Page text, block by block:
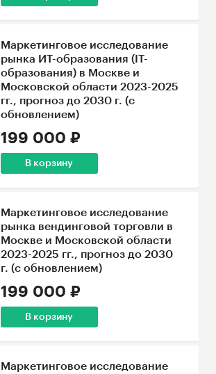
Маркетинговое исследование
рынка ИТ-образования (IT-
образования) в Москве и
Московской области 2023-2025
гг., прогноз до 2030 г. (с
обновлением)
199 000 ₽
В корзину
Маркетинговое исследование
рынка вендинговой торговли в
Москве и Московской области
2023-2025 гг., прогноз до 2030
г. (с обновлением)
199 000 ₽
В корзину
Маркетинговое исследование